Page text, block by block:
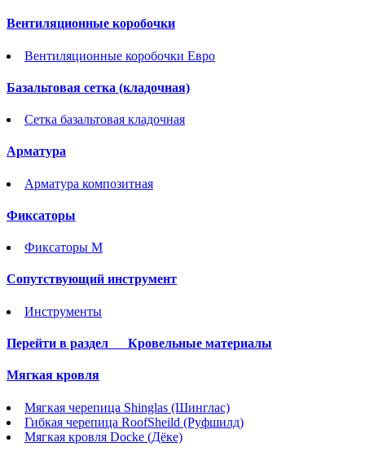
Вентиляционные коробочки
Вентиляционные коробочки Евро
Базальтовая сетка (кладочная)
Сетка базальтовая кладочная
Арматура
Арматура композитная
Фиксаторы
Фиксаторы М
Сопутствующий инструмент
Инструменты
Перейти в раздел Кровельные материалы
Мягкая кровля
Мягкая черепица Shinglas (Шинглас)
Гибкая черепица RoofSheild (Руфшилд)
Мягкая кровля Docke (Дёке)